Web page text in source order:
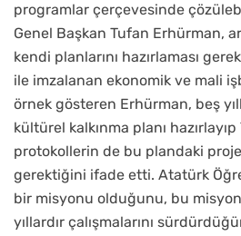
programlar çerçevesinde
Genel Başkan Tufan Erhürman,
kendi planlarını hazırlaması
ile imzalanan ekonomik ve mali
örnek gösteren Erhürman, beş
kültürel kalkınma planı
protokollerin de bu plandaki
gerektiğini ifade etti. Atatürk
bir misyonu olduğunu, bu
yıllardır çalışmalarını